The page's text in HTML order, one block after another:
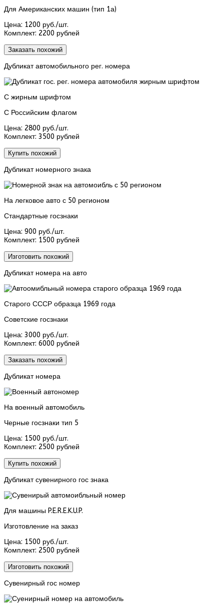
Для Американских машин (тип 1а)
Цена: 1200 руб./шт.
Комплект: 2200 рублей
Заказать похожий
Дубликат автомобильного рег. номера
С жирным шрифтом
С Российским флагом
Цена: 2800 руб./шт.
Комплект: 3500 рублей
Купить похожий
Дубликат номерного знака
На легковое авто с 50 регионом
Стандартные госзнаки
Цена: 900 руб./шт.
Комплект: 1500 рублей
Изготовить похожий
Дубликат номера на авто
Старого СССР образца 1969 года
Советские госзнаки
Цена: 3000 руб./шт.
Комплект: 6000 рублей
Заказать похожий
Дубликат номера
На военный автомобиль
Черные госзнаки тип 5
Цена: 1500 руб./шт.
Комплект: 2500 рублей
Купить похожий
Дубликат сувенирного гос знака
Для машины P.E.R.E.K.U.P.
Изготовление на заказ
Цена: 1500 руб./шт.
Комплект: 2500 рублей
Изготовить похожий
Сувенирный гос номер